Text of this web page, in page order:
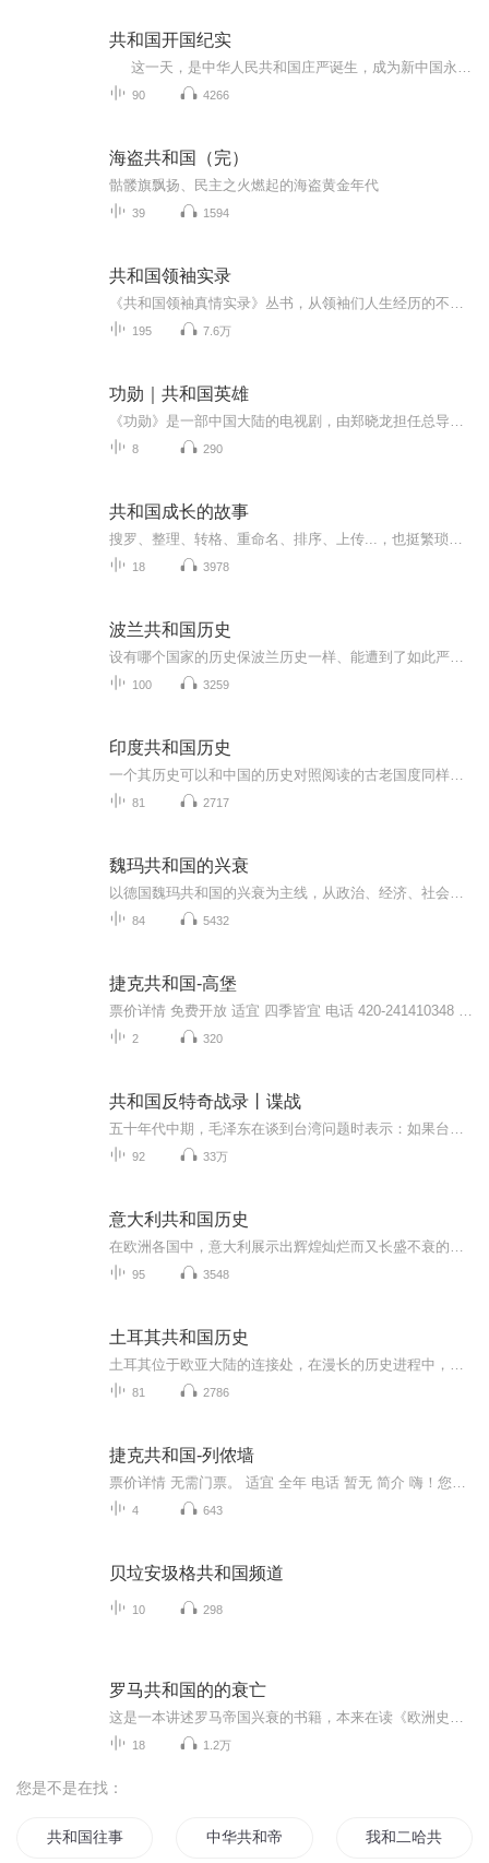
共和国开国纪实
90 4266
海盗共和国（完）
骷髅旗飘扬、民主之火燃起的海盗黄金年代
39 1594
共和国领袖实录
195 7.6万
功勋｜共和国英雄
8 290
共和国成长的故事
18 3978
波兰共和国历史
100 3259
印度共和国历史
81 2717
魏玛共和国的兴衰
84 5432
捷克共和国-高堡
2 320
共和国反特奇战录丨谍战
92 33万
意大利共和国历史
95 3548
土耳其共和国历史
81 2786
捷克共和国-列侬墙
4 643
贝垃安圾格共和国频道
10 298
罗马共和国的的衰亡
18 1.2万
您是不是在找：
共和国往事 中华共和帝国 我和二哈共系统